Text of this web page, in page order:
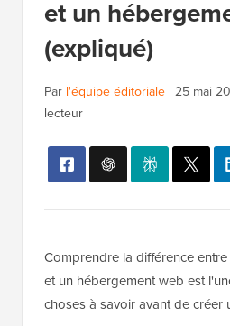
et un
(expliqué)
Par l'équipe éditoriale | 25 mai
lecteur
Comprendre la différence
et un hébergement web est
choses à savoir avant de créer